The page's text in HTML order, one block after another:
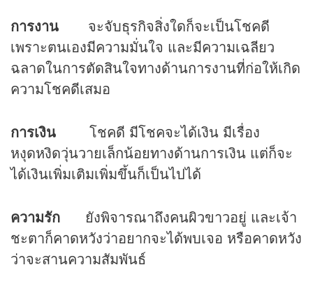
การงาน จะจับธุรกิจสิ่งใดก็จะเป็นโชคดี
เพราะตนเองมีความมั่นใจ และมีความเฉลียว
ฉลาดในการตัดสินใจทางด้านการงานที่ก่อให้เกิด
ความโชคดีเสมอ
การเงิน โชคดี มีโชคจะได้เงิน มีเรื่อง
หงุดหงิดวุ่นวายเล็กน้อยทางด้านการเงิน แต่ก็จะ
ได้เงินเพิ่มเติมเพิ่มขึ้นก็เป็นไปได้
ความรัก ยังพิจารณาถึงคนผิวขาวอยู่ และเจ้า
ชะตาก็คาดหวังว่าอยากจะได้พบเจอ หรือคาดหวัง
ว่าจะสานความสัมพันธ์